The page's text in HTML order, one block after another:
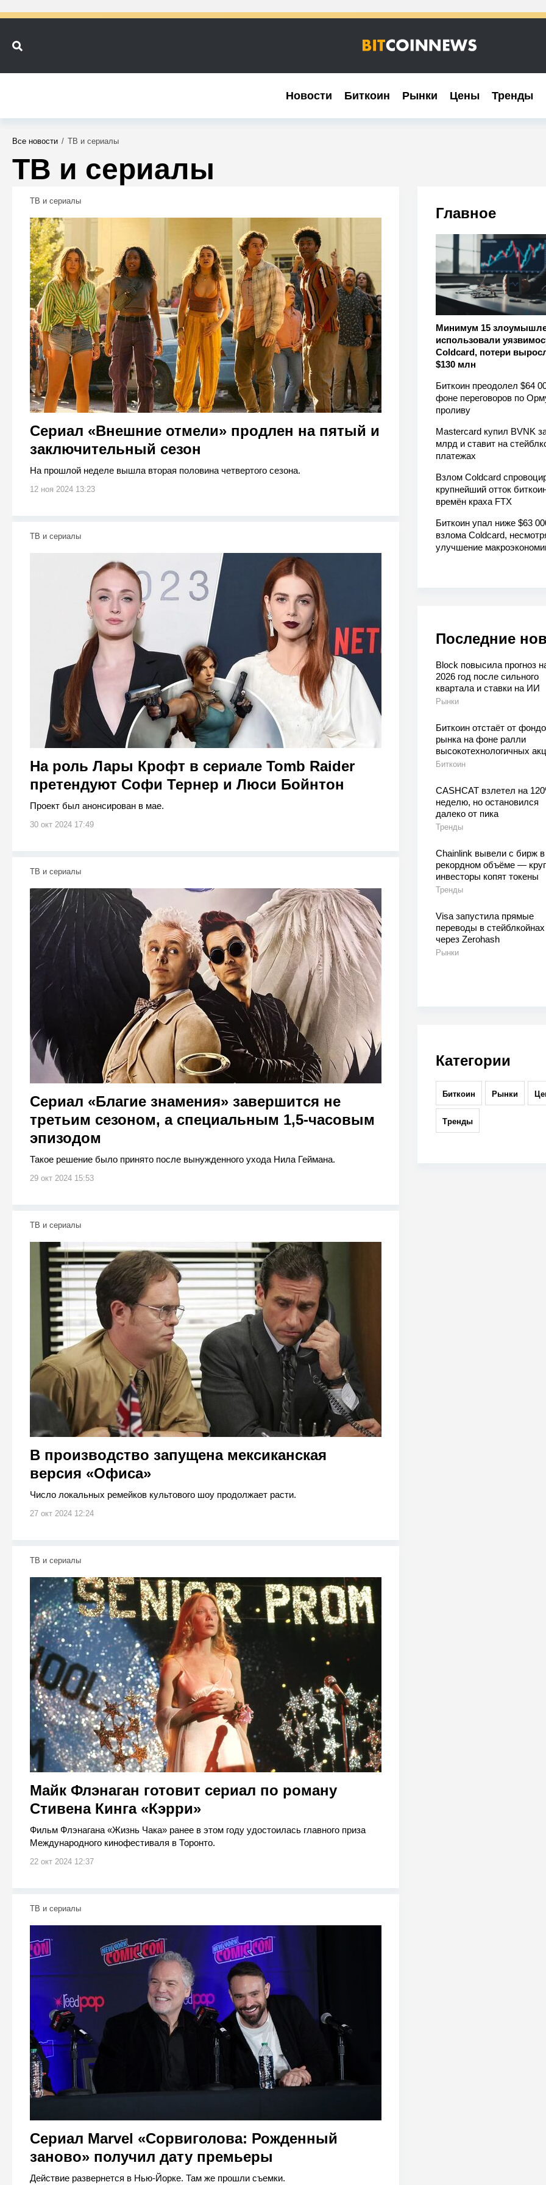
Новости Биткоин Рынки Цены Тренды
Новости Биткоин Рынки Цены Тренды
Все новости / ТВ и сериалы
ТВ и сериалы
ТВ и сериалы
Сериал «Внешние отмели» продлен на пятый и
заключительный сезон
На прошлой неделе вышла вторая половина четвертого сезона.
12 ноя 2024 13:23
ТВ и сериалы
На роль Лары Крофт в сериале Tomb Raider
претендуют Софи Тернер и Люси Бойнтон
Проект был анонсирован в мае.
30 окт 2024 17:49
ТВ и сериалы
Сериал «Благие знамения» завершится не
третьим сезоном, а специальным 1,5-часовым
эпизодом
Такое решение было принято после вынужденного ухода Нила Геймана.
29 окт 2024 15:53
ТВ и сериалы
В производство запущена мексиканская
версия «Офиса»
Число локальных ремейков культового шоу продолжает расти.
27 окт 2024 12:24
ТВ и сериалы
Майк Флэнаган готовит сериал по роману
Стивена Кинга «Кэрри»
Фильм Флэнагана «Жизнь Чака» ранее в этом году удостоилась главного приза
Международного кинофестиваля в Торонто.
22 окт 2024 12:37
ТВ и сериалы
Сериал Marvel «Сорвиголова: Рожденный
заново» получил дату премьеры
Действие развернется в Нью-Йорке. Там же прошли съемки.
Главное
Минимум 15
использовали
Coldcard, потери
$130 млн
Биткоин преодолел $64
фоне переговоров по
проливу
Mastercard купил BVNK
млрд и ставит на
платежах
Взлом Coldcard
крупнейший отток
времён краха FTX
Биткоин упал ниже $63
взлома Coldcard,
улучшение
Последние
Block повысила прогноз
2026 год после сильного
квартала и ставки на ИИ
Рынки
Биткоин отстаёт от
рынка на фоне ралли
высокотехнологичных
Биткоин
CASHCAT взлетел на
неделю, но остановился
далеко от пика
Тренды
Chainlink вывели с бирж в
рекордном объёме —
инвесторы копят токены
Тренды
Visa запустила прямые
переводы в стейблкойнах
через Zerohash
Рынки
Категории
Биткоин Рынки
Тренды